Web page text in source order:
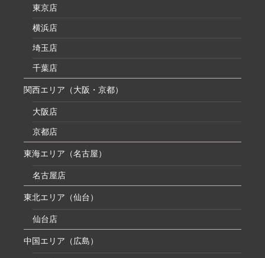
東京店
横浜店
埼玉店
千葉店
関西エリア（大阪・京都）
大阪店
京都店
東海エリア（名古屋）
名古屋店
東北エリア（仙台）
仙台店
中国エリア（広島）